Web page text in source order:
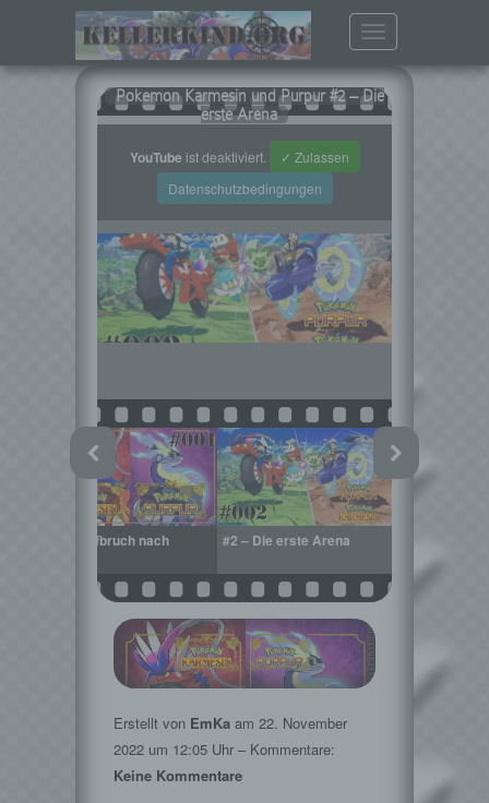
Toggle
navigation
Pokemon Karmesin und Purpur #2 – Die
erste Arena
YouTube ist deaktiviert.
✓ Zulassen
Datenschutzbedingungen
#1 – Aufbruch nach
#2 – Die erste Arena
Erstellt von EmKa am 22. November
2022 um 12:05 Uhr – Kommentare:
Keine Kommentare